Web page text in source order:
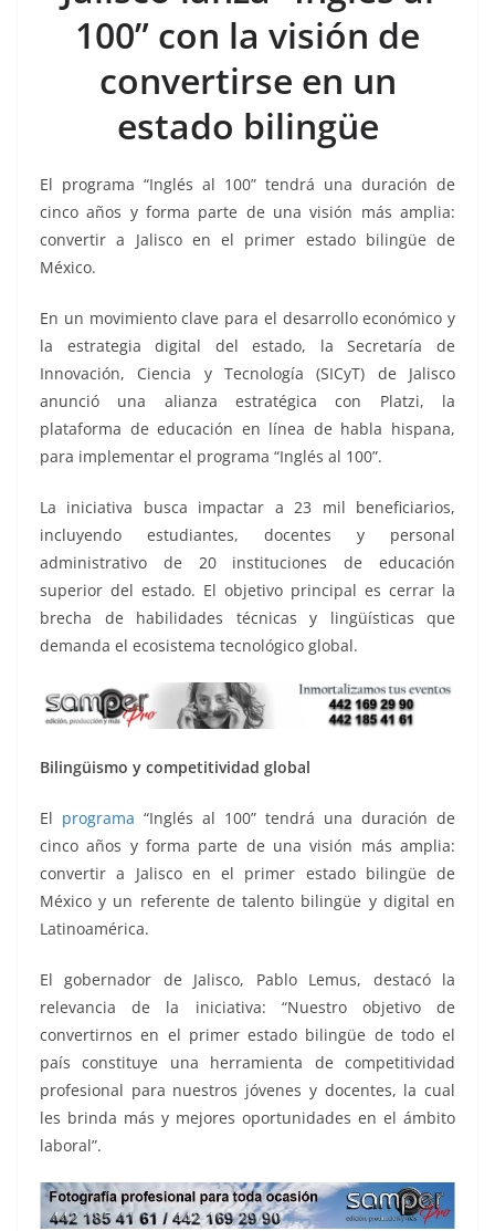
b
o
A
p
p
Li
n
k
a
m
100” con la visión de
convertirse en un
estado bilingüe
El programa “Inglés al 100” tendrá una duración de
cinco años y forma parte de una visión más amplia:
convertir a Jalisco en el primer estado bilingüe de
México.
En un movimiento clave para el desarrollo económico y
la estrategia digital del estado, la Secretaría de
Innovación, Ciencia y Tecnología (SICyT) de Jalisco
anunció una alianza estratégica con Platzi, la
plataforma de educación en línea de habla hispana,
para implementar el programa “Inglés al 100”.
La iniciativa busca impactar a 23 mil beneficiarios,
incluyendo estudiantes, docentes y personal
administrativo de 20 instituciones de educación
superior del estado. El objetivo principal es cerrar la
brecha de habilidades técnicas y lingüísticas que
demanda el ecosistema tecnológico global.
Bilingüismo y competitividad global
El programa “Inglés al 100” tendrá una duración de
cinco años y forma parte de una visión más amplia:
convertir a Jalisco en el primer estado bilingüe de
México y un referente de talento bilingüe y digital en
Latinoamérica.
El gobernador de Jalisco, Pablo Lemus, destacó la
relevancia de la iniciativa: “Nuestro objetivo de
convertirnos en el primer estado bilingüe de todo el
país constituye una herramienta de competitividad
profesional para nuestros jóvenes y docentes, la cual
les brinda más y mejores oportunidades en el ámbito
laboral”.